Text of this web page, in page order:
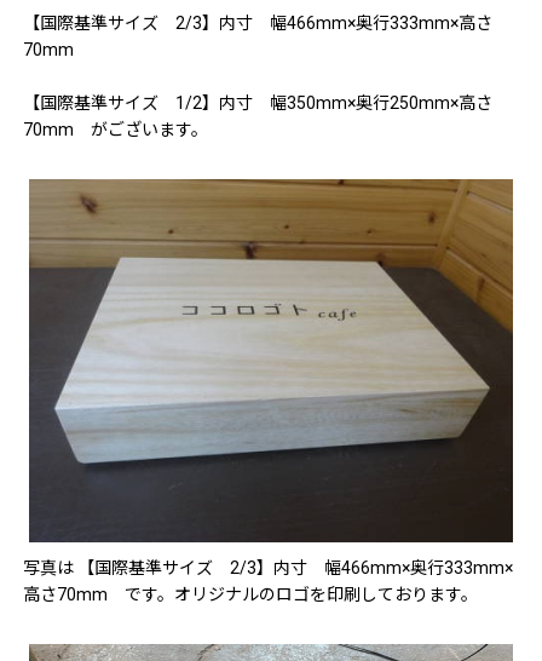
【国際基準サイズ 2/3】内寸 幅466mm×奥行333mm×高さ
70mm
【国際基準サイズ 1/2】内寸 幅350mm×奥行250mm×高さ
70mm がございます。
写真は 【国際基準サイズ 2/3】内寸 幅466mm×奥行333mm×
高さ70mm です。オリジナルのロゴを印刷しております。